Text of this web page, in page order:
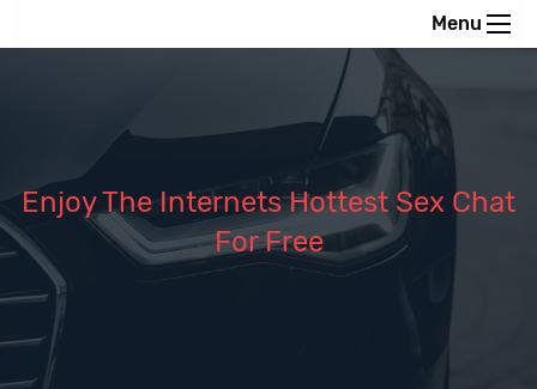
Menu
Enjoy The Internets Hottest Sex Chat
For Free